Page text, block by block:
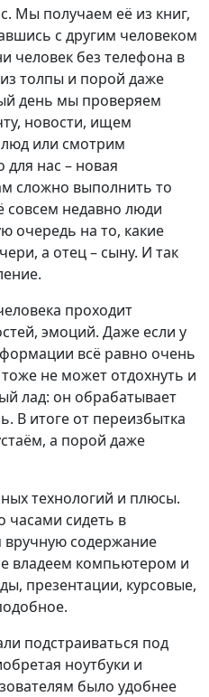
Мы получаем её из книг,
с другим человеком
человек без телефона в
толпы и порой даже
день мы проверяем
новости, ищем
или смотрим
нас – новая
сложно выполнить то
совсем недавно люди
очередь на то, какие
а отец – сыну. И так
проходит
эмоций. Даже если у
всё равно очень
не может отдохнуть и
лад: он обрабатывает
В итоге от переизбытка
а порой даже
технологий и плюсы.
часами сидеть в
вручную содержание
владеем компьютером и
презентации, курсовые,
подстраиваться под
ноутбуки и
было удобнее